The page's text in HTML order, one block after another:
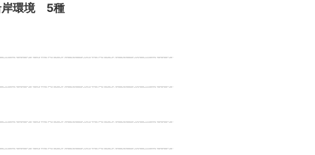
環境 5種